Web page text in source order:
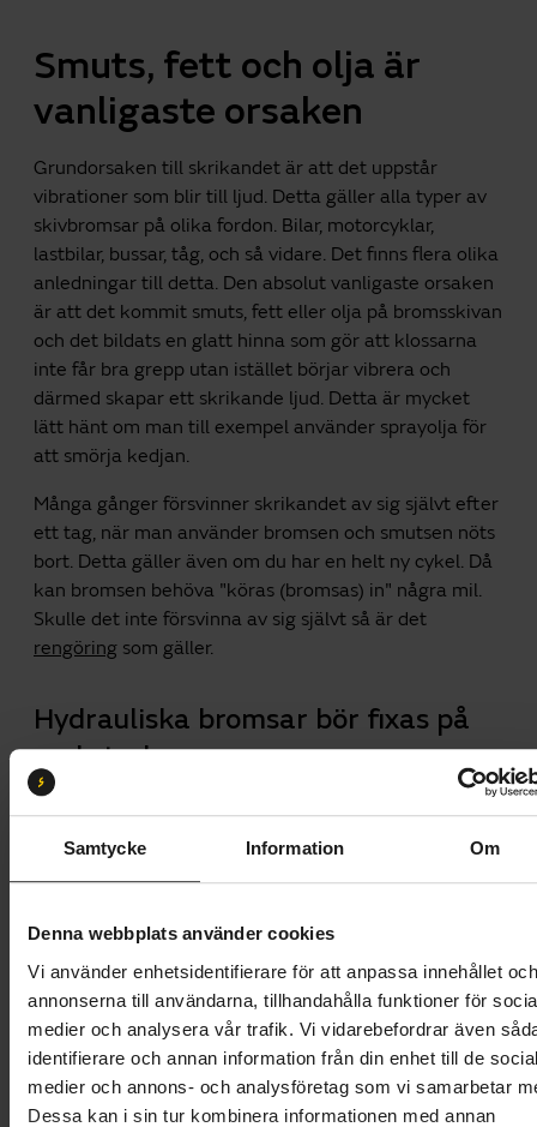
Samtycke Information Om
Denna webbplats använder cookies
Vi använder enhetsidentifierare för att anpassa innehållet och
annonserna till användarna, tillhandahålla funktioner för
medier och analysera vår trafik. Vi vidarebefordrar även
identifierare och annan information från din enhet till de
medier och annons- och analysföretag som vi samarbetar
Dessa kan i sin tur kombinera informationen med annan
Smuts, fett och olja är
vanligaste orsaken
Grundorsaken till skrikandet är att det uppstår
vibrationer som blir till ljud. Detta gäller alla typer av
skivbromsar på olika fordon. Bilar, motorcyklar,
lastbilar, bussar, tåg, och så vidare. Det finns flera olika
anledningar till detta. Den absolut vanligaste orsaken
är att det kommit smuts, fett eller olja på bromsskivan
och det bildats en glatt hinna som gör att klossarna
inte får bra grepp utan istället börjar vibrera och
därmed skapar ett skrikande ljud. Detta är mycket
lätt hänt om man till exempel använder sprayolja för
att smörja kedjan.
Många gånger försvinner skrikandet av sig självt efter
ett tag, när man använder bromsen och smutsen nöts
bort. Detta gäller även om du har en helt ny cykel. Då
kan bromsen behöva "köras (bromsas) in" några mil.
Skulle det inte försvinna av sig självt så är det
rengöring som gäller.
Hydrauliska bromsar bör fixas på
verkstaden
Har man mekaniska skivbromsar kan man göra det
själv om man gillar att meka. Har du hydrauliska
risken att man kommer åt bromshandtaget och
påfyllning och justering av bromsoljan, vilket är både
komplicerat och kladdigt.
Bromsskivan tas loss och rengörs med sandpapper
och ett speciellt rengöringsmedel, som till exempel
bräkleen som inte lämnar några rester efter sig.